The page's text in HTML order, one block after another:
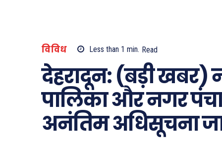
विविध Less than 1 min. Read
देहरादून: (बड़ी
पालिका और नगर
अनंतिम अधिसूचना